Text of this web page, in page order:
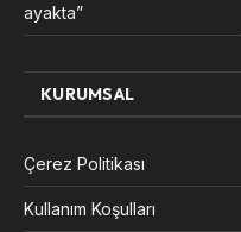
ayakta”
KURUMSAL
Çerez Politikası
Kullanım Koşulları